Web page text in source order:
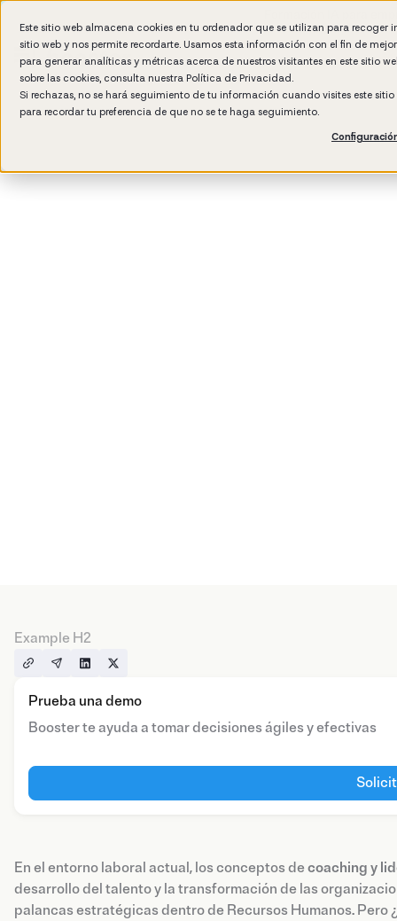
Este sitio web almacena cookies en tu ordenador que se utilizan para
sitio web y nos permite recordarte. Usamos esta información con el fin de
para generar analíticas y métricas acerca de nuestros visitantes en este sitio
sobre las cookies, consulta nuestra Política de Privacidad.
Si rechazas, no se hará seguimiento de tu información cuando visites este
para recordar tu preferencia de que no se te haga seguimiento.
Example H2
Prueba una demo
Booster te ayuda a tomar decisiones ágiles y efectivas
En el entorno laboral actual, los conceptos decoaching y
desarrollo del talento y la transformación de las
palancas estratégicas dentro de Recursos Humanos. Pero